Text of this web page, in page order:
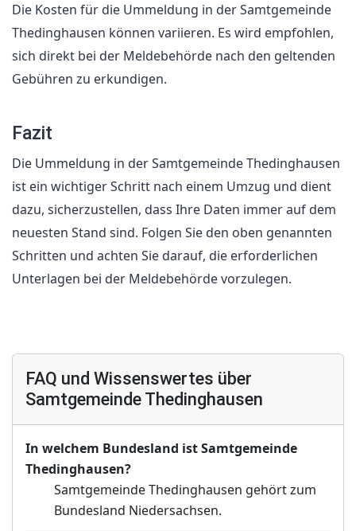
Die Kosten für die Ummeldung in der Samtgemeinde
Thedinghausen können variieren. Es wird empfohlen,
sich direkt bei der Meldebehörde nach den geltenden
Gebühren zu erkundigen.
Fazit
Die Ummeldung in der Samtgemeinde Thedinghausen
ist ein wichtiger Schritt nach einem Umzug und dient
dazu, sicherzustellen, dass Ihre Daten immer auf dem
neuesten Stand sind. Folgen Sie den oben genannten
Schritten und achten Sie darauf, die erforderlichen
Unterlagen bei der Meldebehörde vorzulegen.
FAQ und Wissenswertes über
Samtgemeinde Thedinghausen
In welchem Bundesland ist Samtgemeinde
Thedinghausen?
Samtgemeinde Thedinghausen gehört zum
Bundesland Niedersachsen.